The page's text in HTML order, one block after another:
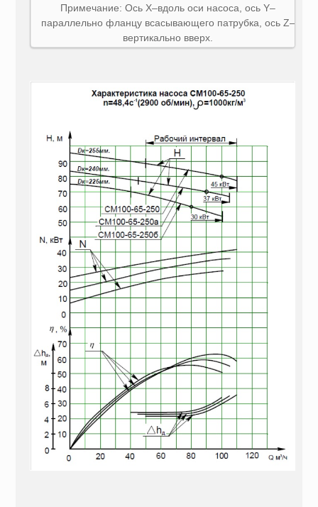
Примечание: Ось X–вдоль оси насоса, ось Y–
параллельно фланцу всасывающего патрубка, ось Z–
вертикально вверх.